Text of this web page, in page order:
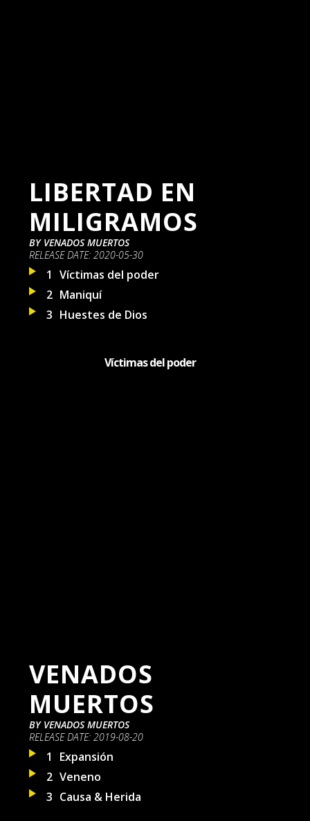
LIBERTAD EN
MILIGRAMOS
BY VENADOS MUERTOS
RELEASE DATE: 2020-05-30
1 Víctimas del poder
2 Maniquí
3 Huestes de Dios
Víctimas del poder
VENADOS
MUERTOS
BY VENADOS MUERTOS
RELEASE DATE: 2019-08-20
1
Expansión
2 Veneno
3 Causa & Herida